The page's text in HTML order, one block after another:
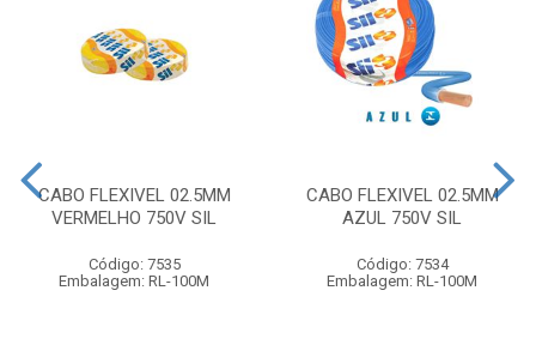
CABO FLEXIVEL 02.5MM
VERMELHO 750V SIL
Código: 7535
Embalagem: RL-100M
CABO FLEXIVEL 02.5MM
AZUL 750V SIL
Código: 7534
Embalagem: RL-100M